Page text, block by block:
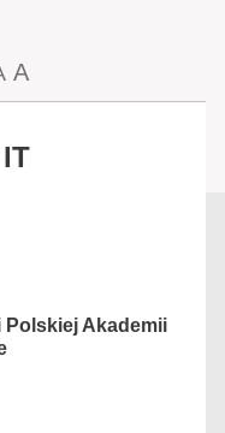
A
Akademii